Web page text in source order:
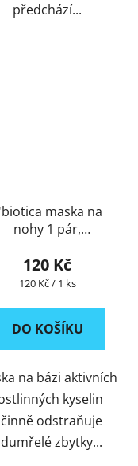
předchází...
maska na
nohy 1 pár,
120 Kč
Měrná
120 Kč / 1 ks
DO KOŠÍKU
na bázi aktivních
kyselin
odstraňuje
zbytky...